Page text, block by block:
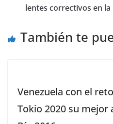
lentes correctivos en
También te
Venezuela con el
Tokio 2020 su